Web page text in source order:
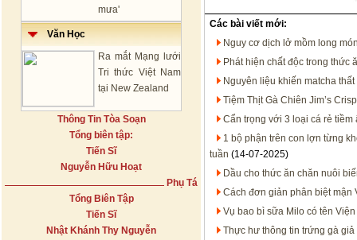
mưa'
Văn Học
Ra mắt Mạng lưới
Tri thức Việt Nam
tại New Zealand
Thông Tin Tòa Soạn
Tổng biên tập:
Tiến Sĩ
Nguyễn Hữu Hoạt
Phụ Tá
Tổng Biên Tập
Tiến Sĩ
Nhật Khánh Thy Nguyễn
Các bài viết mới:
Nguy cơ dịch lở mồm long
Phát hiện chất độc trong thức
Nguyên liệu khiến matcha
Tiệm Thịt Gà Chiên Jim’s
Cẩn trọng với 3 loại cá rẻ
1 bộ phận trên con lợn từng
tuần (14-07-2025)
Dầu cho thức ăn chăn nuôi
Cách đơn giản phân biệt mận
Vụ bao bì sữa Milo có tên
Thực hư thông tin trứng gà